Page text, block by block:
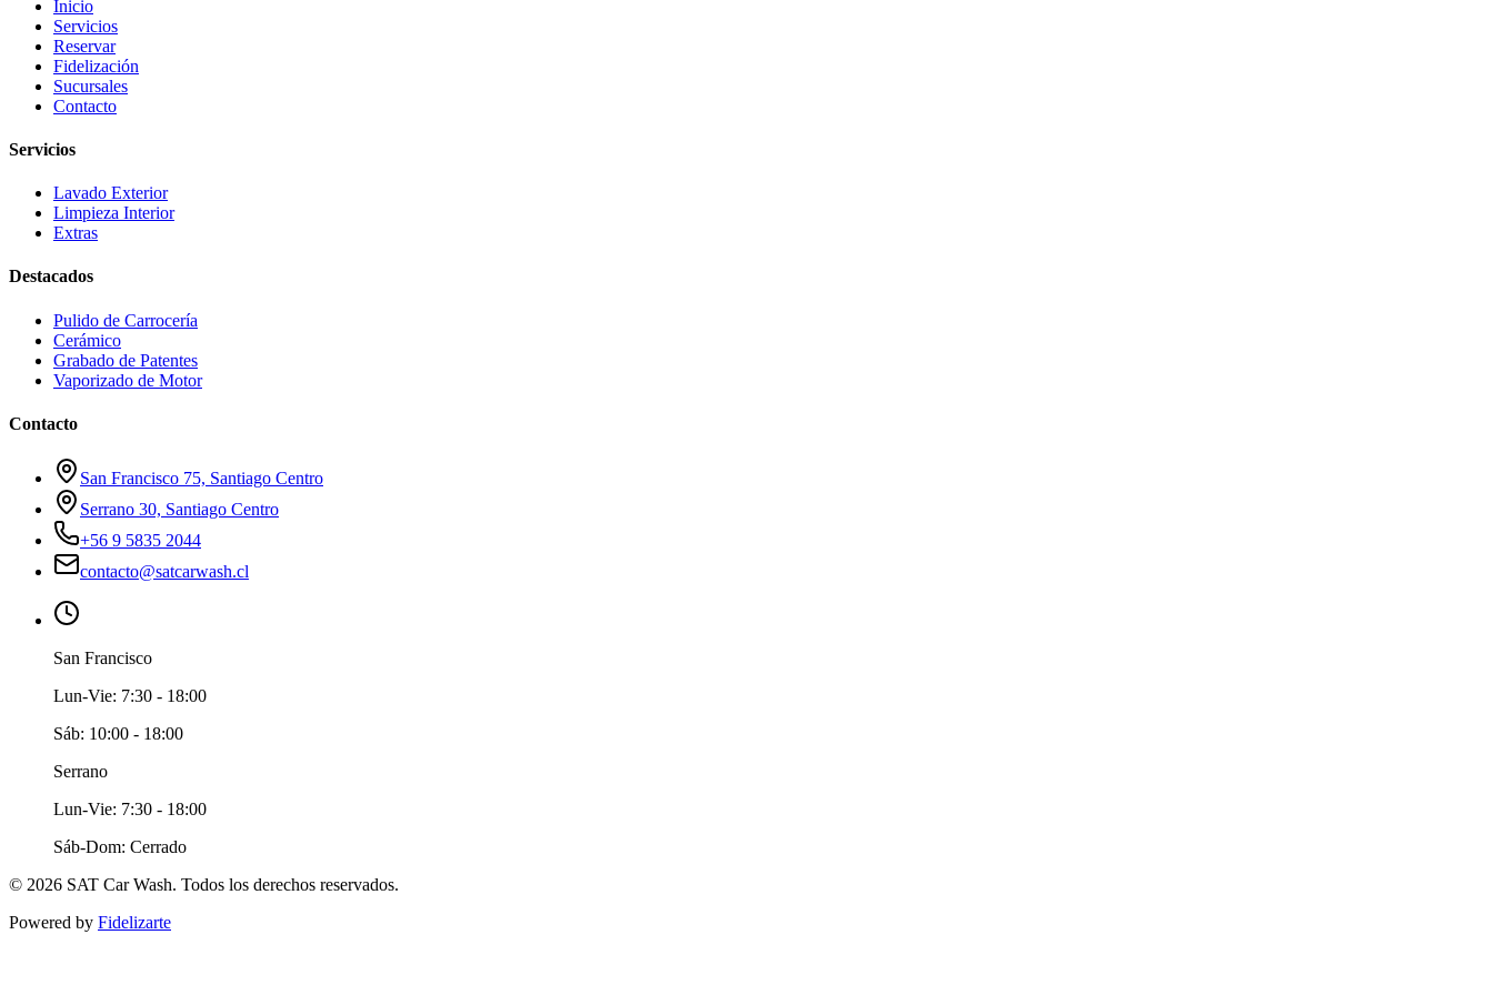
Inicio
Servicios
Reservar
Fidelización
Sucursales
Contacto
Servicios
Lavado Exterior
Limpieza Interior
Extras
Destacados
Pulido de Carrocería
Cerámico
Grabado de Patentes
Vaporizado de Motor
Contacto
San Francisco 75, Santiago Centro
Serrano 30, Santiago Centro
+56 9 5835 2044
contacto@satcarwash.cl
San Francisco
Lun-Vie: 7:30 - 18:00
Sáb: 10:00 - 18:00
Serrano
Lun-Vie: 7:30 - 18:00
Sáb-Dom: Cerrado
© 2026 SAT Car Wash. Todos los derechos reservados.
Powered by Fidelizarte